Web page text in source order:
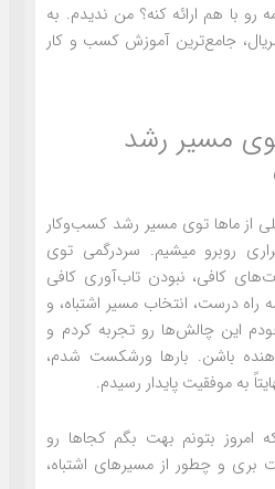
با هم ارائه کنه؟ من ندیدم. به
جامع‌ترین آموزش کسب و کار
مسیر رشد
از ماها توی مسیر رشد کسب‌وکار
روبرو میشیم. سردرگمی توی
کافی، نبودن تاب‌آوری کافی
درست، انتخاب مسیر اشتباه، و
این چالش‌ها رو تجربه کردم و
باشن. بارها ورشکست شدم،
به موفقیت پایدار رسیدم.
امروز بتونم بهت بگم کجاها رو
بری و چطور از مسیرهای اشتباه،